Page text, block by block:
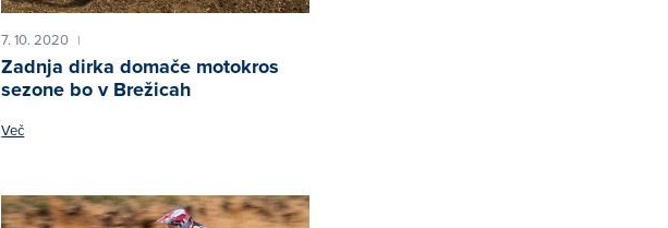
7. 10. 2020 |
Zadnja dirka domače motokros
sezone bo v Brežicah
Več